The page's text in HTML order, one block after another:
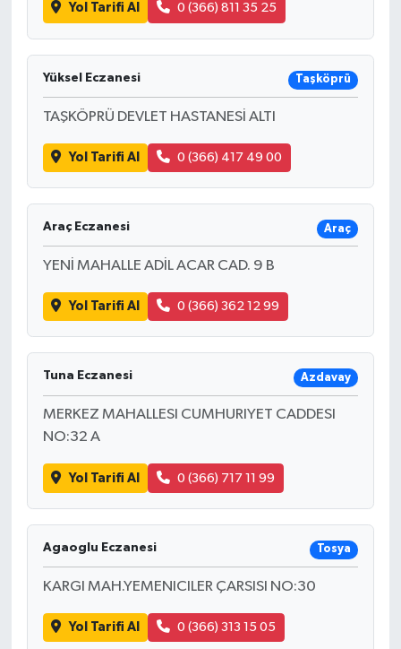
Yol Tarifi Al 0 (366) 811 35 25
Yüksel Eczanesi Taşköprü
TAŞKÖPRÜ DEVLET HASTANESİ ALTI
Yol Tarifi Al 0 (366) 417 49 00
Araç Eczanesi Araç
YENİ MAHALLE ADİL ACAR CAD. 9 B
Yol Tarifi Al 0 (366) 362 12 99
Tuna Eczanesi Azdavay
MERKEZ MAHALLESI CUMHURIYET CADDESI
NO:32 A
Yol Tarifi Al 0 (366) 717 11 99
Agaoglu Eczanesi Tosya
KARGI MAH.YEMENICILER ÇARSISI NO:30
Yol Tarifi Al 0 (366) 313 15 05